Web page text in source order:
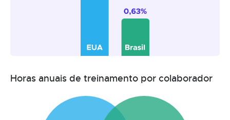
Horas anuais de treinamento por colaborador